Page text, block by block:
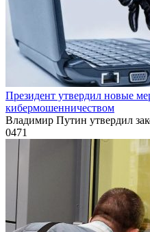
Президент утвердил новые
кибермошенничеством
Владимир Путин утвердил
0471